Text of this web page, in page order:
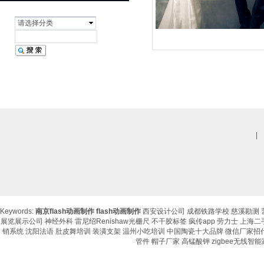
请选择分类
Keywords: 南京flash动画制作 flash动画制作 西安设计公司 成都铁路学校 慈溪勘测
展览展示公司 神经外科 雷尼绍Renishaw光栅尺 不干胶标签 疯传app 劳力士 上海二
销系统 沈阳法语 肚皮舞培训 装潢支架 温州小吃培训 中国陶瓷十大品牌 微信厂家招
管件 帽子厂家 高锰酸钾 zigbee无线智能